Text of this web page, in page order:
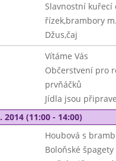
Slavnostní kuřecí
řízek,brambory
Džus,čaj
Vítáme Vás
Občerstvení pro
prvňáčků
Jídla jsou
2014 (11:00 - 14:00)
Houbová s
Boloňské